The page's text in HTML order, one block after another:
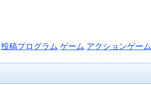
投稿プログラム ゲーム アクションゲーム